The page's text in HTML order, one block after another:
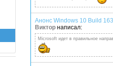
Анонс Windows 10 Build
Викторнаписал:
Microsoft идет в правильное